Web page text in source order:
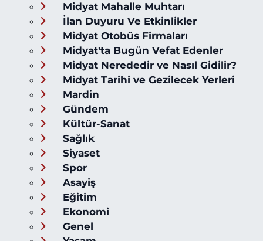
Midyat Mahalle Muhtarı
İlan Duyuru Ve Etkinlikler
Midyat Otobüs Firmaları
Midyat'ta Bugün Vefat Edenler
Midyat Nerededir ve Nasıl Gidilir?
Midyat Tarihi ve Gezilecek Yerleri
Mardin
Gündem
Kültür-Sanat
Sağlık
Siyaset
Spor
Asayiş
Eğitim
Ekonomi
Genel